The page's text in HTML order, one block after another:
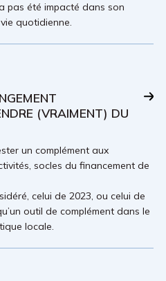
pas été impacté dans son
quotidienne.
(VRAIMENT) DU
un complément aux
socles du financement de
celui de 2023, ou celui de
outil de complément dans le
locale.